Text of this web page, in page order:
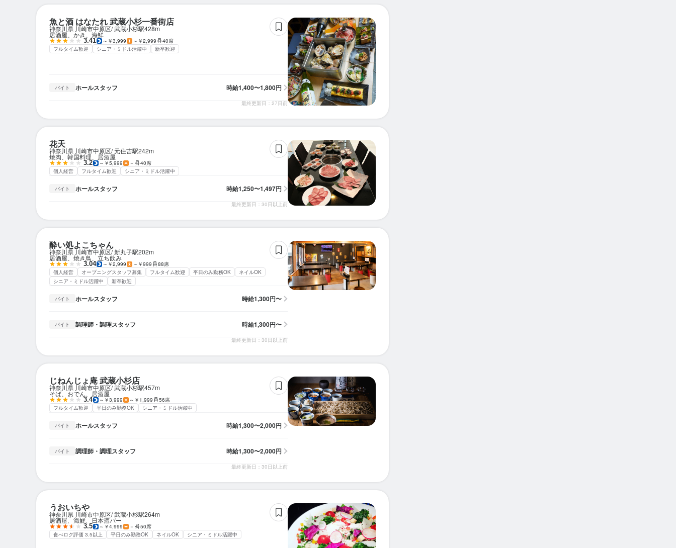
魚と酒 はなたれ 武蔵小杉一番街店
神奈川県 川崎市中原区 武蔵小杉駅428m
居酒屋、かき、海鮮
3.41 ～￥3,999 ～￥2,999
40席
フルタイム歓迎
シニア・ミドル活躍中 新卒歓迎
バイト ホールスタッフ 時給1,400〜1,800円
最終更新日：27日前
花天
神奈川県 川崎市中原区 元住吉駅242m
焼肉、韓国料理、居酒屋
3.2 ～￥5,999 －
40席
個人経営
フルタイム歓迎 シニア・ミドル活躍中
バイト ホールスタッフ 時給1,250〜1,497円
最終更新日：30日以上前
酔い処よこちゃん
神奈川県 川崎市中原区 新丸子駅202m
居酒屋、焼き鳥、立ち飲み
3.04 ～￥2,999 ～￥999
88席
個人経営
オープニングスタッフ募集 フルタイム歓迎 平日のみ勤務OK
ネイルOK
シニア・ミドル活躍中
新卒歓迎
バイト ホールスタッフ 時給1,300円〜
バイト 調理師・調理スタッフ 時給1,300円〜
最終更新日：30日以上前
じねんじょ庵 武蔵小杉店
神奈川県 川崎市中原区 武蔵小杉駅457m
そば、おでん、居酒屋
3.4 ～￥3,999 ～￥1,999
56席
フルタイム歓迎
平日のみ勤務OK シニア・ミドル活躍中
バイト ホールスタッフ 時給1,300〜2,000円
バイト 調理師・調理スタッフ 時給1,300〜2,000円
最終更新日：30日以上前
うおいちや
神奈川県 川崎市中原区 武蔵小杉駅264m
居酒屋、海鮮、日本酒バー
3.5 ～￥4,999 －
50席
食べログ評価 3.5以上
平日のみ勤務OK ネイルOK シニア・ミドル活躍中